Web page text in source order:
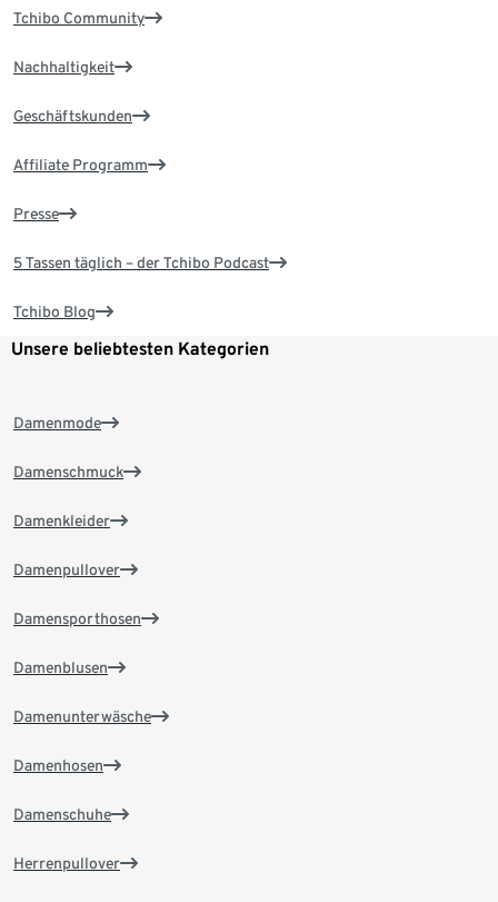
Tchibo Community
Nachhaltigkeit
Geschäftskunden
Affiliate Programm
Presse
5 Tassen täglich – der Tchibo Podcast
Tchibo Blog
Unsere beliebtesten Kategorien
Damenmode
Damenschmuck
Damenkleider
Damenpullover
Damensporthosen
Damenblusen
Damenunterwäsche
Damenhosen
Damenschuhe
Herrenpullover